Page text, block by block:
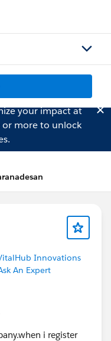
your impact at
more to unlock
Innovations
An Expert
i register